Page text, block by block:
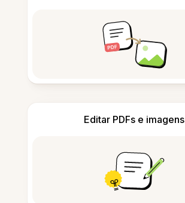
Editar PDFs e imagens